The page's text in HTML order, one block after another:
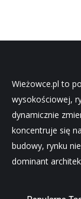
Wieżowce.pl to
wysokościowej,
dynamicznie
koncentruje się
budowy, rynku
dominant